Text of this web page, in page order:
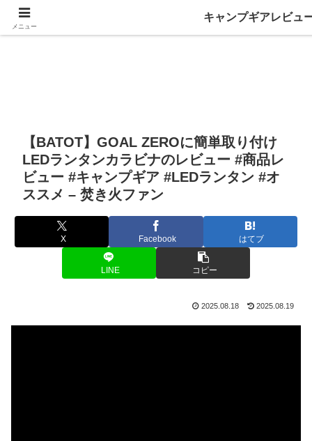
【BATOT】GOAL ZEROに簡単取り付け
LEDランタンカラビナのレビュー #商品レ
ビュー #キャンプギア #LEDランタン #オ
ススメ – 焚き火ファン
X Facebook はてブ
LINE コピー
2025.08.18 2025.08.19
メニュー
キャンプギアレビュ